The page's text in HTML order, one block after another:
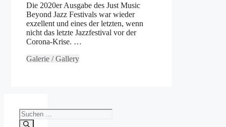
Die 2020er Ausgabe des Just Music
Beyond Jazz Festivals war wieder
exzellent und eines der letzten, wenn
nicht das letzte Jazzfestival vor der
Corona-Krise. …
Galerie / Gallery
Suchen
nach: